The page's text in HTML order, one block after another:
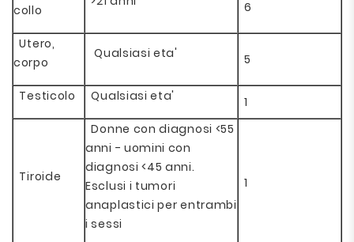
collo
6
Utero,
corpo
Qualsiasi eta' 5
Testicolo Qualsiasi eta' 1
Tiroide
Donne con diagnosi <55
anni - uomini con
diagnosi <45 anni.
Esclusi i tumori
anaplastici per entrambi
i sessi
1